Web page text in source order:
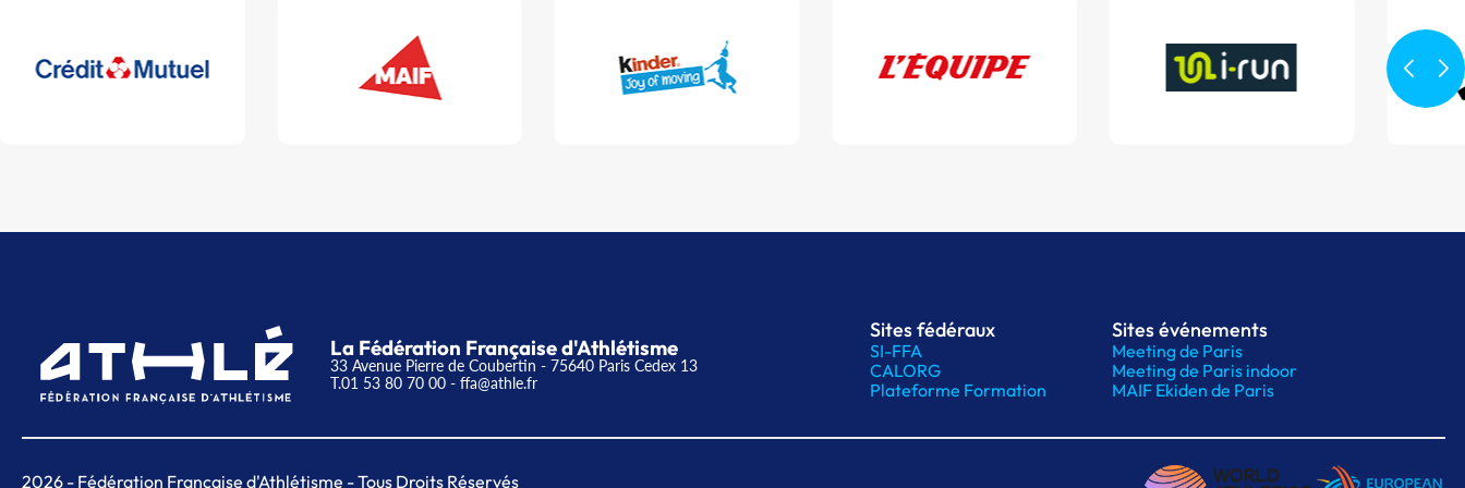
La Fédération Française d'Athlétisme
33 Avenue Pierre de Coubertin - 75640 Paris Cedex 13
T.01 53 80 70 00 - ffa@athle.fr
Sites fédéraux
SI-FFA
CALORG
Plateforme Formation
Sites événements
Meeting de Paris
Meeting de Paris indoor
MAIF Ekiden de Paris
2026 - Fédération Française d'Athlétisme - Tous Droits Réservés